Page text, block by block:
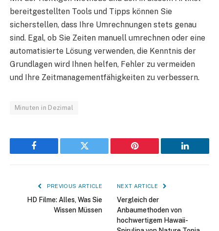
bereitgestellten Tools und Tipps können Sie
sicherstellen, dass Ihre Umrechnungen stets genau
sind. Egal, ob Sie Zeiten manuell umrechnen oder eine
automatisierte Lösung verwenden, die Kenntnis der
Grundlagen wird Ihnen helfen, Fehler zu vermeiden
und Ihre Zeitmanagementfähigkeiten zu verbessern.
Minuten in Dezimal
Facebook Twitter Pinterest LinkedIn
PREVIOUS ARTICLE
HD Filme: Alles, Was Sie
Wissen Müssen
NEXT ARTICLE
Vergleich der
Anbaumethoden von
hochwertigem Hawaii-